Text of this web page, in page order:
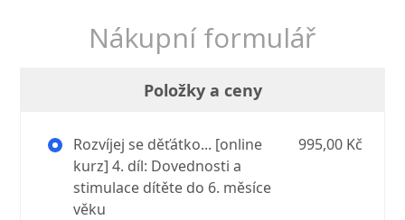
Nákupní formulář
Položky a ceny
Rozvíjej se děťátko... [online
kurz] 4. díl: Dovednosti a
stimulace dítěte do 6. měsíce
věku
995,00 Kč